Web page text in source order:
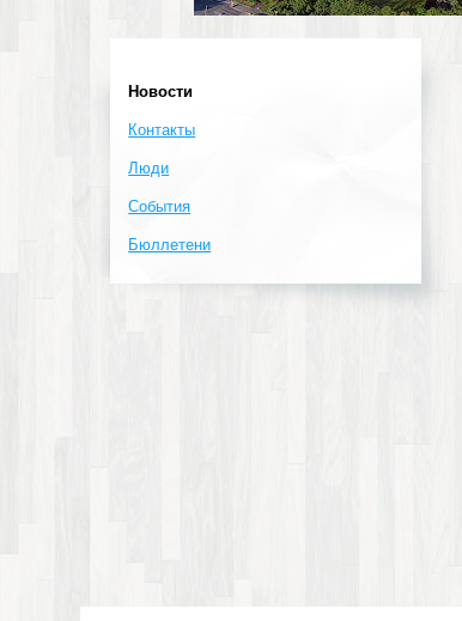
Новости
Контакты
Люди
События
Бюллетени